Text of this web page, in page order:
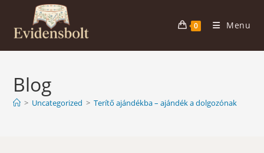
content
0 Menu
Blog
> Uncategorized > Terítő ajándékba – ajándék a dolgozónak